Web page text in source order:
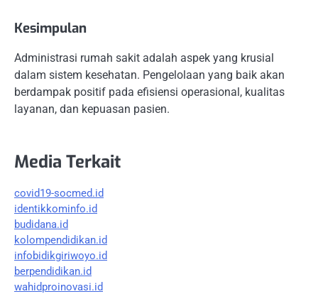
Kesimpulan
Administrasi rumah sakit adalah aspek yang krusial
dalam sistem kesehatan. Pengelolaan yang baik akan
berdampak positif pada efisiensi operasional, kualitas
layanan, dan kepuasan pasien.
Media Terkait
covid19-socmed.id
identikkominfo.id
budidana.id
kolompendidikan.id
infobidikgiriwoyo.id
berpendidikan.id
wahidproinovasi.id